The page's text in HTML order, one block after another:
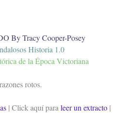
By Tracy Cooper-Posey
Historia 1.0
de la Época Victoriana
rotos.
| Click aquí para leer un extracto |